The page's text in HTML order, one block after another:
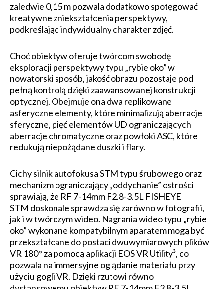
zaledwie 0,15 m pozwala dodatkowo spotęgować
kreatywne zniekształcenia perspektywy,
podkreślając indywidualny charakter zdjęć.
Choć obiektyw oferuje twórcom swobodę
eksploracji perspektywy typu „rybie oko” w
nowatorski sposób, jakość obrazu pozostaje pod
pełną kontrolą dzięki zaawansowanej konstrukcji
optycznej. Obejmuje ona dwa replikowane
asferyczne elementy, które minimalizują aberracje
sferyczne, pięć elementów UD ograniczających
aberracje chromatyczne oraz powłoki ASC, które
redukują niepożądane duszki i flary.
Cichy silnik autofokusa STM typu śrubowego oraz
mechanizm ograniczający „oddychanie” ostrości
sprawiają, że RF 7-14mm F2.8-3.5L FISHEYE
STM doskonale sprawdza się zarówno w fotografii,
jak i w twórczym wideo. Nagrania wideo typu „rybie
oko” wykonane kompatybilnym aparatem mogą być
przekształcane do postaci dwuwymiarowych plików
VR 180° za pomocą aplikacji EOS VR Utility³, co
pozwala na immersyjne oglądanie materiału przy
użyciu gogli VR. Dzięki rzutowi równo